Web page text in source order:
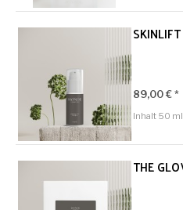
89,00 € *
Inhalt 50 ml
THE